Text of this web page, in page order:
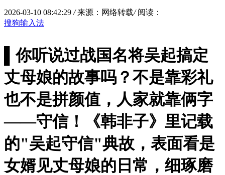
2026-03-10 08:42:29 / 来源：网络转载/ 阅读：
搜狗输入法
▌你听说过战国名将吴起搞定
丈母娘的故事吗？不是靠彩礼
也不是拼颜值，人家就靠俩字
——守信！《韩非子》里记载
的"吴起守信"典故，表面看是
女婿见丈母娘的日常，细琢磨